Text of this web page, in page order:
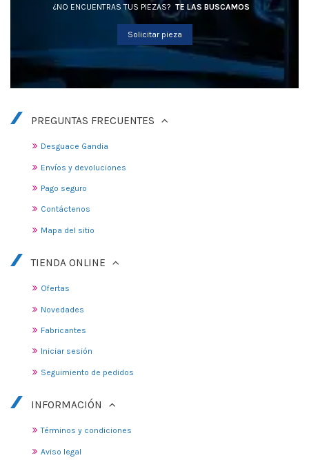
¿NO ENCUENTRAS TUS PIEZAS? TE LAS BUSCAMOS
Solicitar pieza
PREGUNTAS FRECUENTES
Desguace Gandia
Envíos y devoluciones
Pago seguro
Contáctenos
Mapa del sitio
TIENDA ONLINE
Ofertas
Novedades
Fabricantes
Iniciar sesión
Seguimiento de pedidos
INFORMACIÓN
Términos y condiciones
Aviso legal